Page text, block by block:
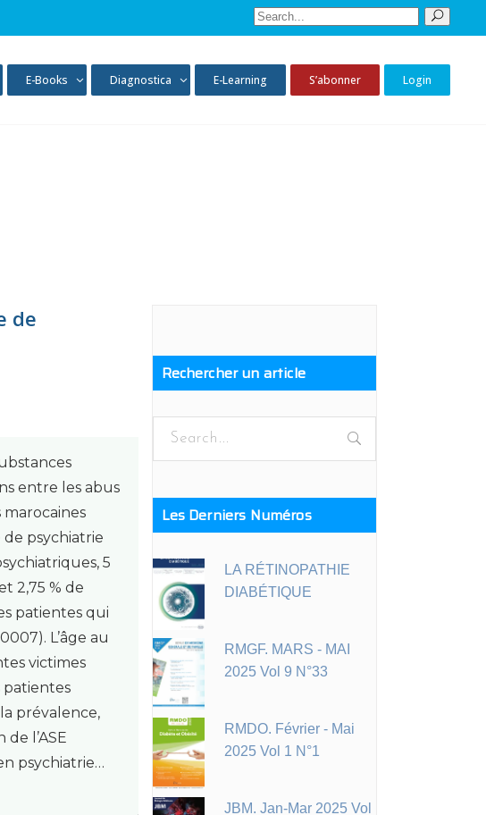
E-Books Diagnostica E-Learning S’abonner Login
de
entre les abus
marocaines
de psychiatrie
5
2,75 % de
patientes qui
L’âge au
victimes
patientes
prévalence,
l’ASE
psychiatrie…
Rechercher un article
Search
Les Derniers Numéros
LA RÉTINOPATHIE
DIABÉTIQUE
RMGF. MARS - MAI
2025 Vol 9 N°33
RMDO. Février - Mai
2025 Vol 1 N°1
JBM. Jan-Mar 2025 Vol